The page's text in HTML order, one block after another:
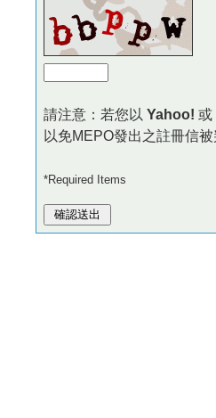
請注意：若您以 Yahoo! 或
以免MEPO發出之註冊信被
*Required Items